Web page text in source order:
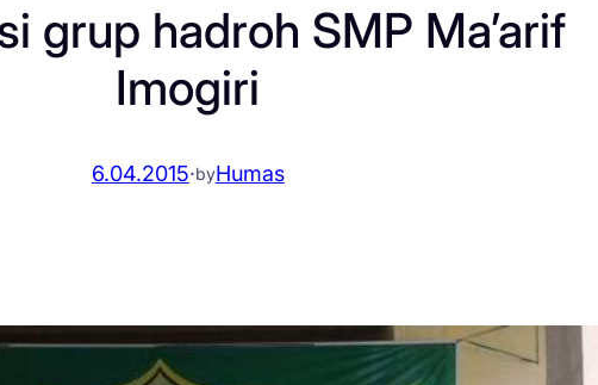
grup hadroh SMP Ma’arif
Imogiri
6.04.2015·byHumas